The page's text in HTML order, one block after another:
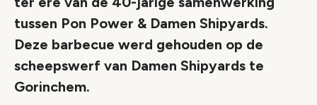
tussen Pon Power & Damen Shipyards.
Deze barbecue werd gehouden op de
scheepswerf van Damen Shipyards te
Gorinchem.